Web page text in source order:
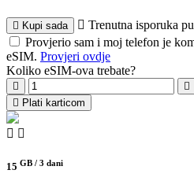
Kupi sada
Trenutna isporuka
Provjerio sam i moj telefon je
eSIM. Provjeri ovdje
Koliko eSIM-ova trebate?
Plati karticom
15 GB / 3 dani